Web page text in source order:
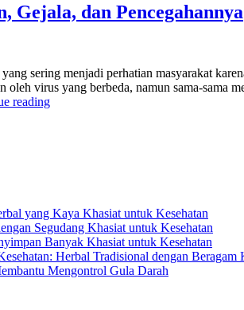
Gejala, dan Pencegahannya
sering menjadi perhatian masyarakat
virus yang berbeda, namun sama-
reading“HMPV
yang Kaya Khasiat untuk Kesehatan
Segudang Khasiat untuk Kesehatan
Banyak Khasiat untuk Kesehatan
Herbal Tradisional dengan Beragam
Mengontrol Gula Darah